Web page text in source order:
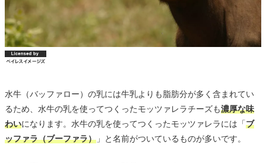
水牛（バッファロー）の乳には牛乳よりも脂肪分が多く含まれてい
るため、水牛の乳を使ってつくったモッツァレラチーズも濃厚な味
わいになります。水牛の乳を使ってつくったモッツァレラには「ブ
ッファラ（ブーファラ） 」と名前がついているものが多いです。